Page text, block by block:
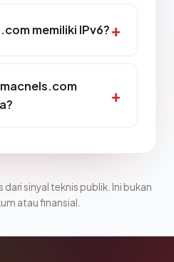
memiliki IPv6?
sinyal teknis publik. Ini bukan
atau finansial.